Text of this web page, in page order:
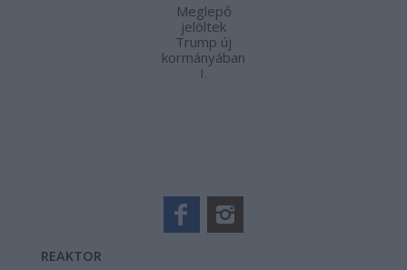
Meglepő
jelöltek
Trump új
kormányában
I.
REAKTOR